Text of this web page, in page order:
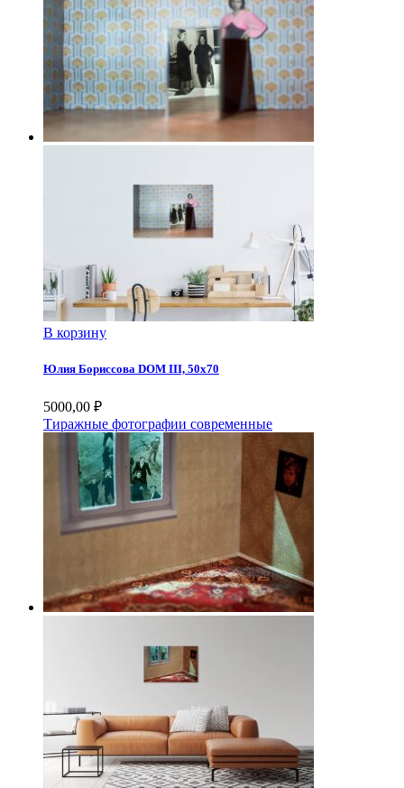
В корзину
Юлия Бориссова DOM III, 50х70
5000,00 ₽
Тиражные фотографии современные